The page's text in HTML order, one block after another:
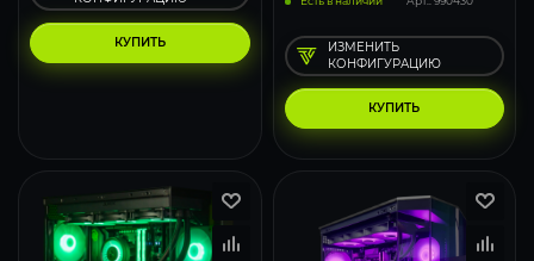
КУПИТЬ
КУПИТЬ
ИЗМЕНИТЬ
КОНФИГУРАЦИЮ